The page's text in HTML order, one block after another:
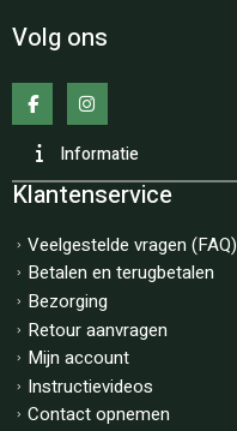
Volg ons
Informatie
Klantenservice
Veelgestelde vragen (FAQ)
Betalen en terugbetalen
Bezorging
Retour aanvragen
Mijn account
Instructievideos
Contact opnemen